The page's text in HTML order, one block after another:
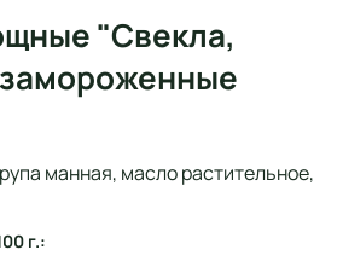
"Свекла,
манная, масло растительное,
г.: